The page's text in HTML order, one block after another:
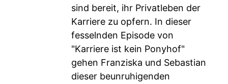
sind bereit, ihr Privatleben der
Karriere zu opfern. In dieser
fesselnden Episode von
"Karriere ist kein Ponyhof"
gehen Franziska und Sebastian
dieser beunruhigenden